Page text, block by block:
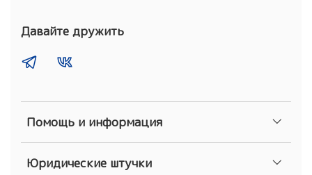
Помощь и информация
Юридические штучки
Давайте дружить